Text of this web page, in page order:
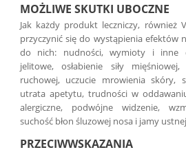
MOŻLIWE SKUTKI UBOCZNE
Jak każdy produkt leczniczy, również
przyczynić się do wystąpienia efektów
do nich: nudności, wymioty i inne
jelitowe, osłabienie siły
ruchowej, uczucie mrowienia skóry,
utrata apetytu, trudności w
alergiczne, podwójne widzenie,
suchość błon śluzowej nosa i jamy
PRZECIWWSKAZANIA